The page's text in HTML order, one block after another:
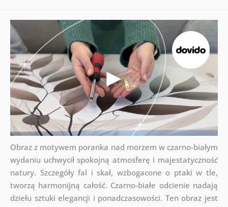
Obraz z motywem poranka nad morzem w czarno-białym
wydaniu uchwycił spokojną atmosferę i majestatyczność
natury. Szczegóły fal i skał, wzbogacone o ptaki w tle,
tworzą harmonijną całość. Czarno-białe odcienie nadają
dziełu sztuki elegancji i ponadczasowości. Ten obraz jest